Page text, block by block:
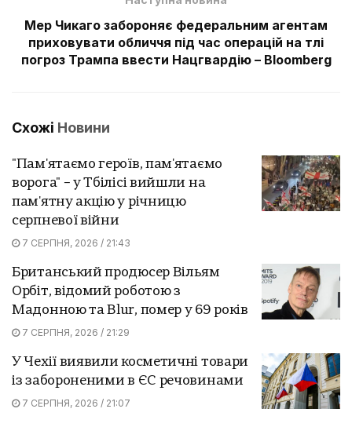
Мер Чикаго забороняє федеральним агентам
приховувати обличчя під час операцій на тлі
погроз Трампа ввести Нацгвардію – Bloomberg
Схожі Новини
"Пам'ятаємо героїв, пам'ятаємо
ворога" – у Тбілісі вийшли на
пам'ятну акцію у річницю
серпневої війни
7 СЕРПНЯ, 2026 / 21:43
Британський продюсер Вільям
Орбіт, відомий роботою з
Мадонною та Blur, помер у 69 років
7 СЕРПНЯ, 2026 / 21:29
У Чехії виявили косметичні товари
із забороненими в ЄС речовинами
7 СЕРПНЯ, 2026 / 21:07